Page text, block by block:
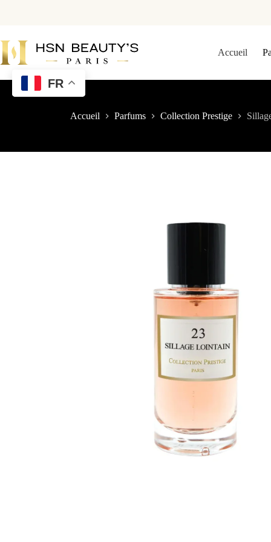
Accueil
Accueil Parfums Collection Prestige
FR